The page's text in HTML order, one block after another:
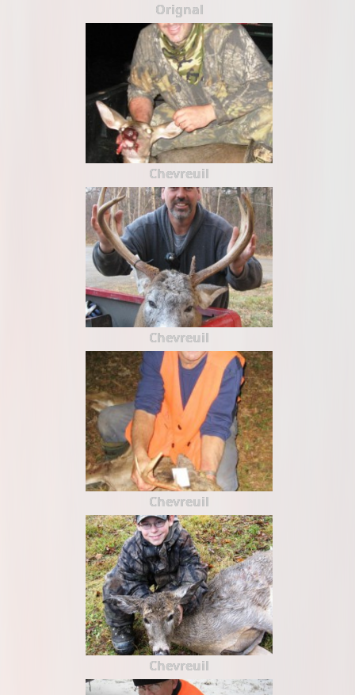
Orignal
Chevreuil
Chevreuil
Chevreuil
Chevreuil